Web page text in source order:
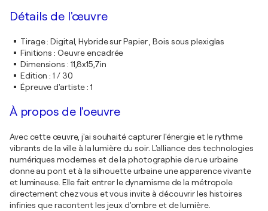
Détails de l'œuvre
Tirage:Digital, Hybride sur Papier , Bois sous plexiglas
Finitions : Oeuvre encadrée
Dimensions : 11,8x15,7in
Edition :1 / 30
Épreuve d'artiste:1
À propos de l'oeuvre
Avec cette œuvre, j'ai souhaité capturer l'énergie et le rythme
vibrants de la ville à la lumière du soir. L'alliance des technologies
numériques modernes et de la photographie de rue urbaine
donne au pont et à la silhouette urbaine une apparence vivante
et lumineuse. Elle fait entrer le dynamisme de la métropole
directement chez vous et vous invite à découvrir les histoires
infinies que racontent les jeux d'ombre et de lumière.